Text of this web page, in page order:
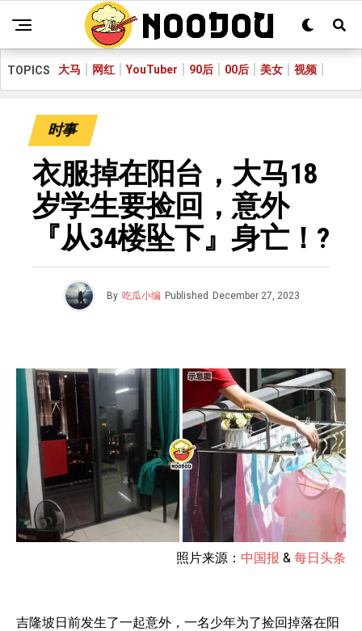
TOPICS 大马 网红 YouTuber 90后 00后 美女 视频
时事
衣服掉在阳台，大马18
岁学生要捡回，意外
『从34楼坠下』身亡！?
By 吃瓜小编 Published December 27, 2023
照片来源： 中国报 & 每日头条
吉隆坡日前发生了一起意外，一名少年为了捡回掉落在阳